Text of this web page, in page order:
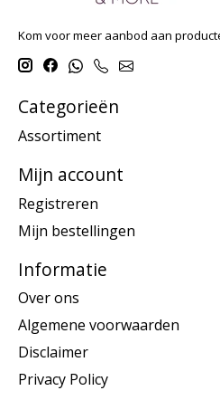
Kom voor meer aanbod aan
Categorieën
Assortiment
Mijn account
Registreren
Mijn bestellingen
Informatie
Over ons
Algemene voorwaarden
Disclaimer
Privacy Policy